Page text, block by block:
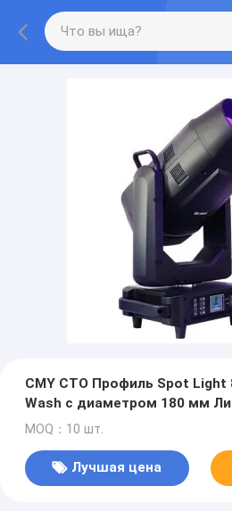
CMY CTO Профиль Spot Light
Wash с диаметром 180 мм
MOQ：10 шт.
Лучшая цена